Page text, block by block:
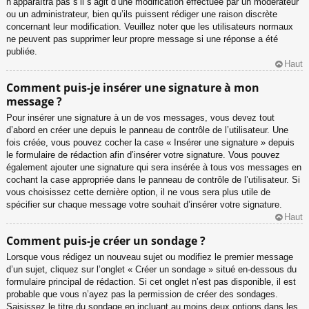
ou un administrateur, bien qu’ils puissent rédiger une raison discrète
concernant leur modification. Veuillez noter que les utilisateurs normaux
ne peuvent pas supprimer leur propre message si une réponse a été
publiée.
Haut
Comment puis-je insérer une signature à mon
message ?
Pour insérer une signature à un de vos messages, vous devez tout
d’abord en créer une depuis le panneau de contrôle de l’utilisateur. Une
fois créée, vous pouvez cocher la case « Insérer une signature » depuis
le formulaire de rédaction afin d’insérer votre signature. Vous pouvez
également ajouter une signature qui sera insérée à tous vos messages en
cochant la case appropriée dans le panneau de contrôle de l’utilisateur. Si
vous choisissez cette dernière option, il ne vous sera plus utile de
spécifier sur chaque message votre souhait d’insérer votre signature.
Haut
Comment puis-je créer un sondage ?
Lorsque vous rédigez un nouveau sujet ou modifiez le premier message
d’un sujet, cliquez sur l’onglet « Créer un sondage » situé en-dessous du
formulaire principal de rédaction. Si cet onglet n’est pas disponible, il est
probable que vous n’ayez pas la permission de créer des sondages.
Saisissez le titre du sondage en incluant au moins deux options dans les